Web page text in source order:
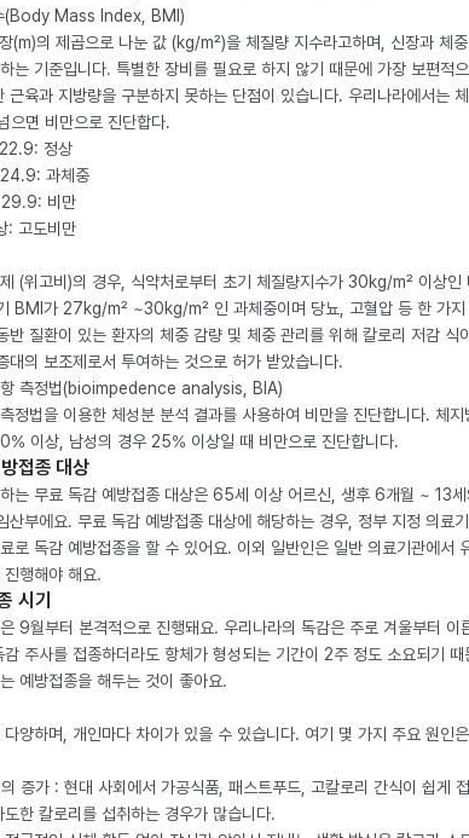
(Body Mass Index, BMI)
(m)의 제곱으로 나눈 값 (kg/m²)을 체질량 지수라고하며, 신장과 체
는 기준입니다. 특별한 장비를 필요로 하지 않기 때문에 가장 보편적
근육과 지방량을 구분하지 못하는 단점이 있습니다. 우리나라에서는
으면 비만으로 진단합다.
정상
과체중
비만
: 고도비만
(위고비)의 경우, 식약처로부터 초기 체질량지수가 30kg/m² 이상인
BMI가 27kg/m² ~30kg/m² 인 과체중이며 당뇨, 고혈압 등 한 가지
반 질환이 있는 환자의 체중 감량 및 체중 관리를 위해 칼로리 저감 식
대의 보조제로서 투여하는 것으로 허가 받았습니다.
측정법(bioimpedence analysis, BIA)
정법을 이용한 체성분 분석 결과를 사용하여 비만을 진단합니다. 체지
이상, 남성의 경우 25% 이상일 때 비만으로 진단합니다.
접종 대상
는 무료 독감 예방접종 대상은 65세 이상 어르신, 생후 6개월 ~ 13
산부에요. 무료 독감 예방접종 대상에 해당하는 경우, 정부 지정 의료
로 독감 예방접종을 할 수 있어요. 이외 일반인은 일반 의료기관에서
행해야 해요.
시기
9월부터 본격적으로 진행돼요. 우리나라의 독감은 주로 겨울부터 이
감 주사를 접종하더라도 항체가 형성되는 기간이 2주 정도 소요되기 때
예방접종을 해두는 것이 좋아요.
다양하며, 개인마다 차이가 있을 수 있습니다. 여기 몇 가지 주요 원인
증가 : 현대 사회에서 가공식품, 패스트푸드, 고칼로리 간식이 쉽게
도한 칼로리를 섭취하는 경우가 많습니다.